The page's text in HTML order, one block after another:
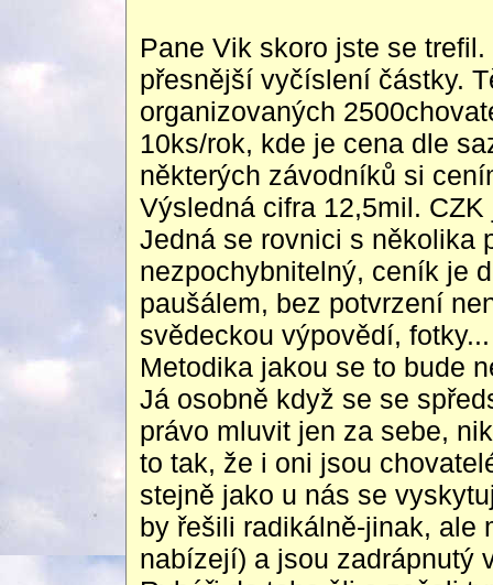
Pane Vik skoro jste se
přesnější vyčíslení částky.
organizovaných
10ks/rok, kde je cena dle
některých závodníků si
Výsledná cifra 12,5mil.
Jedná se rovnici s několika
nezpochybnitelný, ceník je
paušálem, bez potvrzení
svědeckou výpovědí, fotky...
Metodika jakou se to bude
Já osobně když se se
právo mluvit jen za sebe,
to tak, že i oni jsou
stejně jako u nás se
by řešili radikálně-jinak, ale
nabízejí) a jsou zadrápnutý